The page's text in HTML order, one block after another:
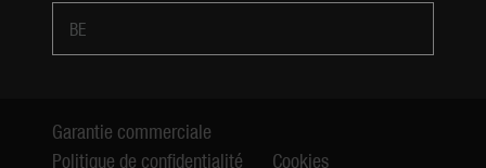
BE
Garantie commerciale
Politique de confidentialité
Cookies